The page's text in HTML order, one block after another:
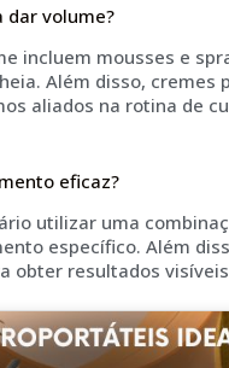
dar volume?
incluem mousses e
Além disso, cremes
aliados na rotina de
eficaz?
utilizar uma
específico. Além
obter resultados